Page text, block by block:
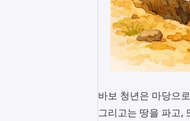
바보 청년은 마당으
그리고는 땅을 파고,